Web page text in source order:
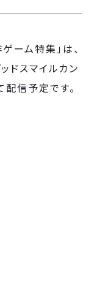
ーム特集」は、
ドスマイルカン
信予定です。